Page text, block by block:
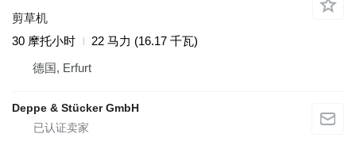
剪草机
30 摩托小时
22 马力 (16.17 千瓦)
德国, Erfurt
Deppe & Stücker GmbH